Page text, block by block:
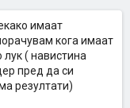
имаат
кога имаат
( навистина
пред да си
резултати)